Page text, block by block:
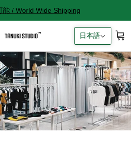
能 / World Wide Shipping
い
日本語